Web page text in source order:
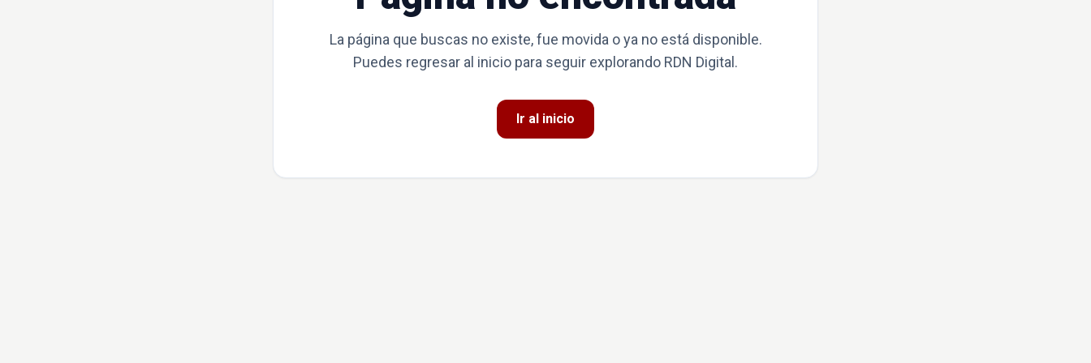
La página que buscas no existe, fue movida o ya no está disponible.
Puedes regresar al inicio para seguir explorando RDN Digital.
Ir al inicio